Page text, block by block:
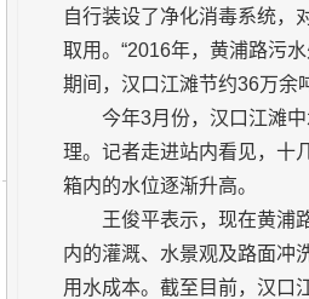
自行装设了净化消毒系统，
取用。“2016年，黄浦路污
期间，汉口江滩节约36万余
今年3月份，汉口江滩
理。记者走进站内看见，十
箱内的水位逐渐升高。
王俊平表示，现在黄浦
内的灌溉、水景观及路面冲
用水成本。截至目前，汉口